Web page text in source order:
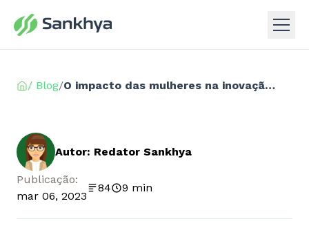
/ Blog/ O impacto das mulheres na inovação tecnológica
Autor: Redator Sankhya
Publicação:
mar 06, 2023
84 9 min